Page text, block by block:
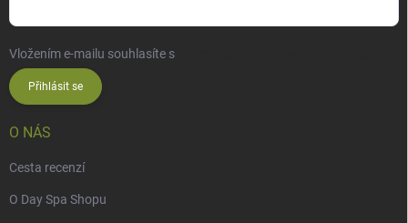
Vložením e-mailu souhlasíte s
Přihlásit se
O NÁS
Cesta recenzí
O Day Spa Shopu